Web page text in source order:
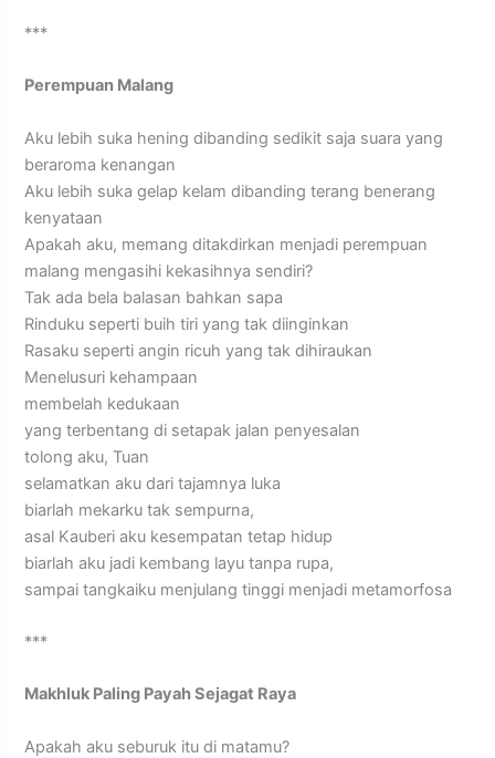
***
Perempuan Malang
Aku lebih suka hening dibanding sedikit saja suara yang
beraroma kenangan
Aku lebih suka gelap kelam dibanding terang benerang
kenyataan
Apakah aku, memang ditakdirkan menjadi perempuan
malang mengasihi kekasihnya sendiri?
Tak ada bela balasan bahkan sapa
Rinduku seperti buih tiri yang tak diinginkan
Rasaku seperti angin ricuh yang tak dihiraukan
Menelusuri kehampaan
membelah kedukaan
yang terbentang di setapak jalan penyesalan
tolong aku, Tuan
selamatkan aku dari tajamnya luka
biarlah mekarku tak sempurna,
asal Kauberi aku kesempatan tetap hidup
biarlah aku jadi kembang layu tanpa rupa,
sampai tangkaiku menjulang tinggi menjadi metamorfosa
***
Makhluk Paling Payah Sejagat Raya
Apakah aku seburuk itu di matamu?